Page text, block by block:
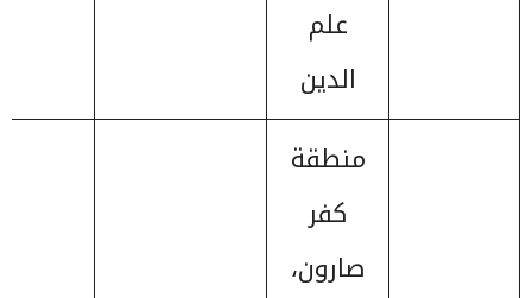
علم
الدين
منطقة
كفر
صارون،